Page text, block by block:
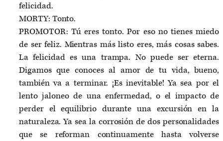
felicidad.
MORTY: Tonto.
PROMOTOR: Tú eres tonto. Por eso no tienes miedo
de ser feliz. Mientras más listo eres, más cosas sabes.
La felicidad es una trampa. No puede ser eterna.
Digamos que conoces al amor de tu vida, bueno,
también va a terminar. ¡Es inevitable! Ya sea por el
lento jaloneo de una enfermedad, o el impacto de
perder el equilibrio durante una excursión en la
naturaleza. Ya sea la corrosión de dos personalidades
que se reforman continuamente hasta volverse